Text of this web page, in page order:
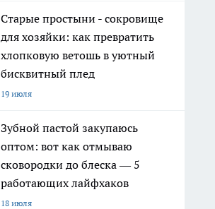
Старые простыни - сокровище
для хозяйки: как превратить
хлопковую ветошь в уютный
бисквитный плед
19 июля
Зубной пастой закупаюсь
оптом: вот как отмываю
сковородки до блеска — 5
работающих лайфхаков
18 июля